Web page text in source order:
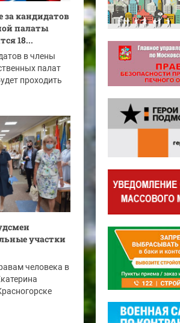
за кандидатов
палаты
18...
в члены
палат
проходить
участки
человека в